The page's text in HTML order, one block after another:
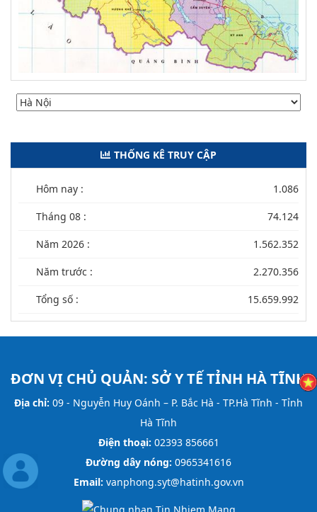
THỐNG KÊ TRUY CẬP
Hôm nay : 1.086
Tháng 08 : 74.124
Năm 2026 : 1.562.352
Năm trước : 2.270.356
Tổng số : 15.659.992
ĐƠN VỊ CHỦ QUẢN: SỞ Y TẾ TỈNH HÀ TĨNH
Địa chỉ: 09 - Nguyễn Huy Oánh – P. Bắc Hà - TP.Hà Tĩnh - Tỉnh
Hà Tĩnh
Điện thoại: 02393 856661
Đường dây nóng: 0965341616
Email: vanphong.syt@hatinh.gov.vn